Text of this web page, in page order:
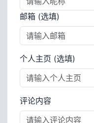
邮箱 (选填)
个人主页 (选填)
评论内容